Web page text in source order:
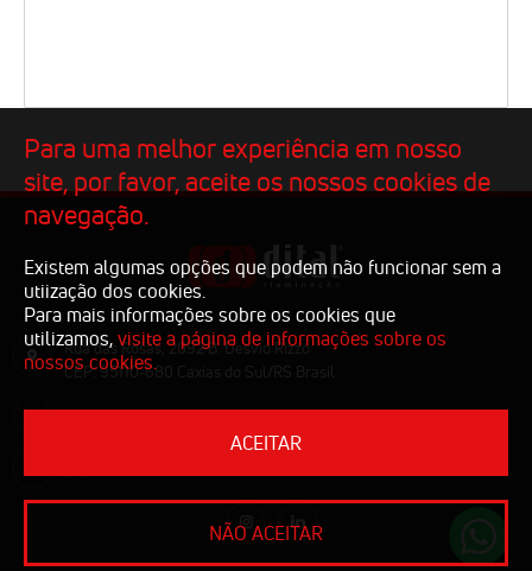
Rua das Rosas, 2092 B. Desvio Rizzo
CEP: 95110-680 Caxias do Sul/RS Brasil
comercial@dital.com.br
Para uma melhor experiência em nosso
site, por favor, aceite os nossos cookies de
navegação.
Existem algumas opções que podem não funcionar sem a
utiização dos cookies.
Para mais informações sobre os cookies que
utilizamos, visite a página de informações sobre os
nossos cookies.
ACEITAR
NÃO ACEITAR